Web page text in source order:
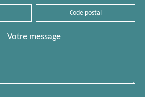
postal